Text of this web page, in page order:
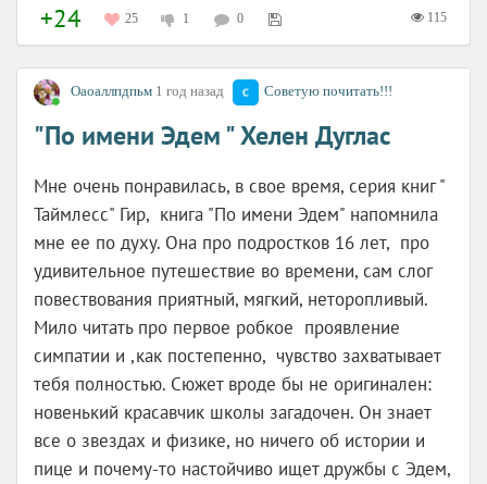
+24 25 1 0 115
Оаоаллпдпьм 1 год назад Советую почитать!!!
"По имени Эдем " Хелен Дуглас
Мне очень понравилась, в свое время, серия книг "
Таймлесс" Гир, книга "По имени Эдем" напомнила
мне ее по духу. Она про подростков 16 лет, про
удивительное путешествие во времени, сам слог
повествования приятный, мягкий, неторопливый.
Мило читать про первое робкое проявление
симпатии и ,как постепенно, чувство захватывает
тебя полностью. Сюжет вроде бы не оригинален:
новенький красавчик школы загадочен. Он знает
все о звездах и физике, но ничего об истории и
пице и почему-то настойчиво ищет дружбы с Эдем,